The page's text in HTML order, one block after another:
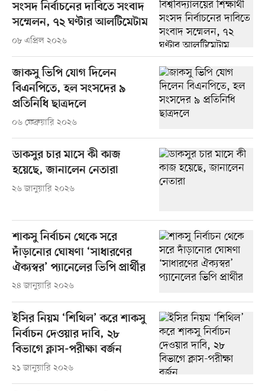
সংসদ নির্বাচনের দাবিতে সংবাদ
সম্মেলন, ৭২ ঘণ্টার আলটিমেটাম
০৮ এপ্রিল ২০২৬
জাকসু ভিপি যোগ দিলেন
বিএনপিতে, হল সংসদের ৯
প্রতিনিধি ছাত্রদলে
০৬ ফেব্রুয়ারি ২০২৬
ডাকসুর চার মাসে কী কাজ
হয়েছে, জানালেন নেতারা
২৬ জানুয়ারি ২০২৬
শাকসু নির্বাচন থেকে সরে
দাঁড়ানোর ঘোষণা ‘সাধারণের
ঐক্যস্বর’ প্যানেলের ভিপি প্রার্থীর
২৪ জানুয়ারি ২০২৬
ইসির নিয়ম ‘শিথিল’ করে শাকসু
নির্বাচন দেওয়ার দাবি, ২৮
বিভাগে ক্লাস-পরীক্ষা বর্জন
২১ জানুয়ারি ২০২৬